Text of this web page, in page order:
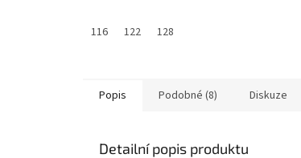
116 122 128
Popis Podobné (8) Diskuze
Detailní popis produktu